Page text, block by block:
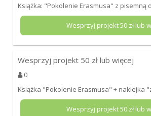
Książka: "Pokolenie Erasmusa" z pisemną
Wesprzyj projekt50 zł lub
Wesprzyj projekt 50 zł lub więcej
0
Książka "Pokolenie Erasmusa" + naklejka
Wesprzyj projekt50 zł lub